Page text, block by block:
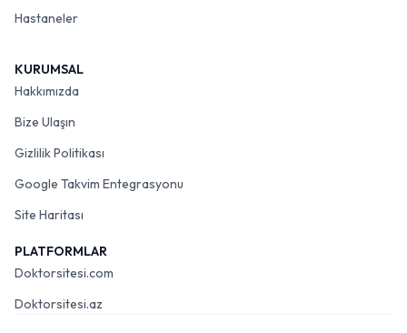
Hastaneler
KURUMSAL
Hakkımızda
Bize Ulaşın
Gizlilik Politikası
Google Takvim Entegrasyonu
Site Haritası
PLATFORMLAR
Doktorsitesi.com
Doktorsitesi.az